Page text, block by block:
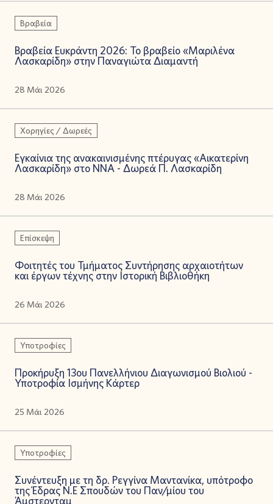
Βραβεία
Βραβεία Ευκράντη 2026: Το βραβείο «Μαριλένα
Λασκαρίδη» στην Παναγιώτα Διαμαντή
28 Μάι 2026
Χορηγίες / Δωρεές
Εγκαίνια της ανακαινισμένης πτέρυγας «Αικατερίνη
Λασκαρίδη» στο ΝΝΑ - Δωρεά Π. Λασκαρίδη
28 Μάι 2026
Επίσκεψη
Φοιτητές του Τμήματος Συντήρησης αρχαιοτήτων
και έργων τέχνης στην Ιστορική Βιβλιοθήκη
26 Μάι 2026
Υποτροφίες
Προκήρυξη 13ου Πανελλήνιου Διαγωνισμού Βιολιού -
Υποτροφία Ισμήνης Κάρτερ
25 Μάι 2026
Υποτροφίες
Συνέντευξη με τη δρ. Ρεγγίνα Μαντανίκα, υπότροφο
της Έδρας Ν.Ε Σπουδών του Παν/μίου του
Άμστερνταμ